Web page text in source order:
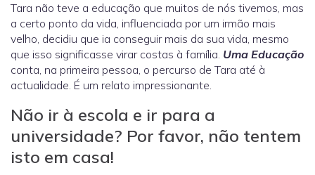
Tara não teve a educação que muitos de nós tivemos, mas
a certo ponto da vida, influenciada por um irmão mais
velho, decidiu que ia conseguir mais da sua vida, mesmo
que isso significasse virar costas à família. Uma Educação
conta, na primeira pessoa, o percurso de Tara até à
actualidade. É um relato impressionante.
Não ir à escola e ir para a
universidade? Por favor, não tentem
isto em casa!